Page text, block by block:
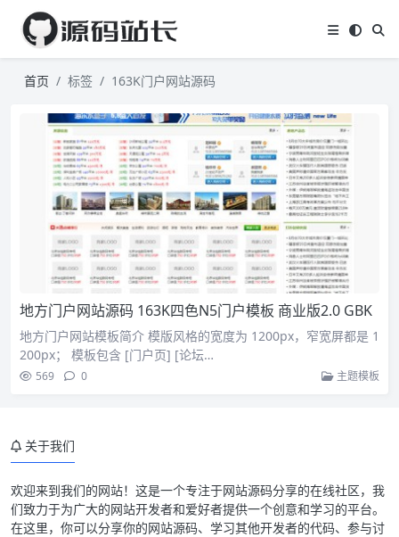
首页 标签 163K门户网站源码
地方门户网站源码 163K四色N5门户模板 商业版2.0 GBK
地方门户网站模板简介 模版风格的宽度为 1200px，窄宽屏都是 1
200px； 模板包含 [门户页] [论坛…
569 0 主题模板
关于我们
欢迎来到我们的网站！这是一个专注于网站源码分享的在线社区，我
们致力于为广大的网站开发者和爱好者提供一个创意和学习的平台。
在这里，你可以分享你的网站源码、学习其他开发者的代码、参与讨